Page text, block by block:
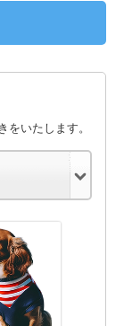
をいたします。